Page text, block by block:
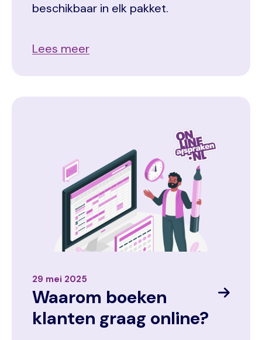
beschikbaar in elk pakket.
Lees meer
29 mei 2025
Waarom boeken
klanten graag online?